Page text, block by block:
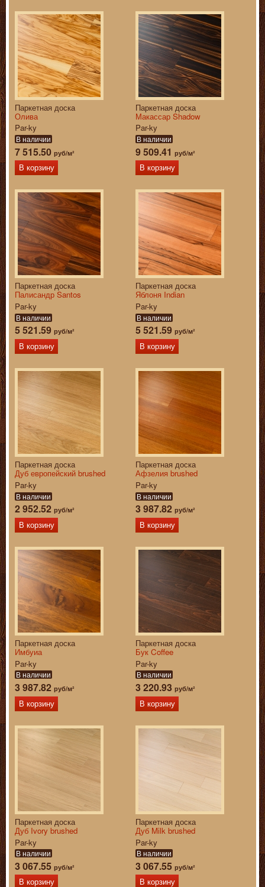
Паркетная доска
Олива
Par-ky
В наличии
7 515.50 руб/м²
В корзину
Паркетная доска
Макассар Shadow
Par-ky
В наличии
9 509.41 руб/м²
В корзину
Паркетная доска
Палисандр Santos
Par-ky
В наличии
5 521.59 руб/м²
В корзину
Паркетная доска
Яблоня Indian
Par-ky
В наличии
5 521.59 руб/м²
В корзину
Паркетная доска
Дуб европейский brushed
Par-ky
В наличии
2 952.52 руб/м²
В корзину
Паркетная доска
Афзелия brushed
Par-ky
В наличии
3 987.82 руб/м²
В корзину
Паркетная доска
Имбуиа
Par-ky
В наличии
3 987.82 руб/м²
В корзину
Паркетная доска
Бук Coffee
Par-ky
В наличии
3 220.93 руб/м²
В корзину
Паркетная доска
Дуб Ivory brushed
Par-ky
В наличии
3 067.55 руб/м²
В корзину
Паркетная доска
Дуб Milk brushed
Par-ky
В наличии
3 067.55 руб/м²
В корзину